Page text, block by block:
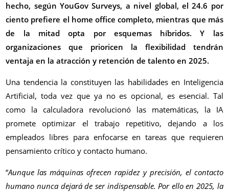
hecho, según YouGov Surveys, a nivel global, el 24.6 por
ciento prefiere el home office completo, mientras que más
de la mitad opta por esquemas híbridos. Y las
organizaciones que prioricen la flexibilidad tendrán
ventaja en la atracción y retención de talento en 2025.
Una tendencia la constituyen las habilidades en Inteligencia
Artificial, toda vez que ya no es opcional, es esencial. Tal
como la calculadora revolucionó las matemáticas, la IA
promete optimizar el trabajo repetitivo, dejando a los
empleados libres para enfocarse en tareas que requieren
pensamiento crítico y contacto humano.
“Aunque las máquinas ofrecen rapidez y precisión, el contacto
humano nunca dejará de ser indispensable. Por ello en 2025, la